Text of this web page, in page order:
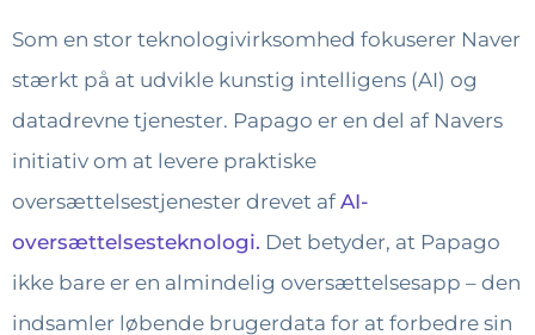
Som en stor teknologivirksomhed fokuserer Naver
stærkt på at udvikle kunstig intelligens (AI) og
datadrevne tjenester. Papago er en del af Navers
initiativ om at levere praktiske
oversættelsestjenester drevet af AI-
oversættelsesteknologi. Det betyder, at Papago
ikke bare er en almindelig oversættelsesapp – den
indsamler løbende brugerdata for at forbedre sin